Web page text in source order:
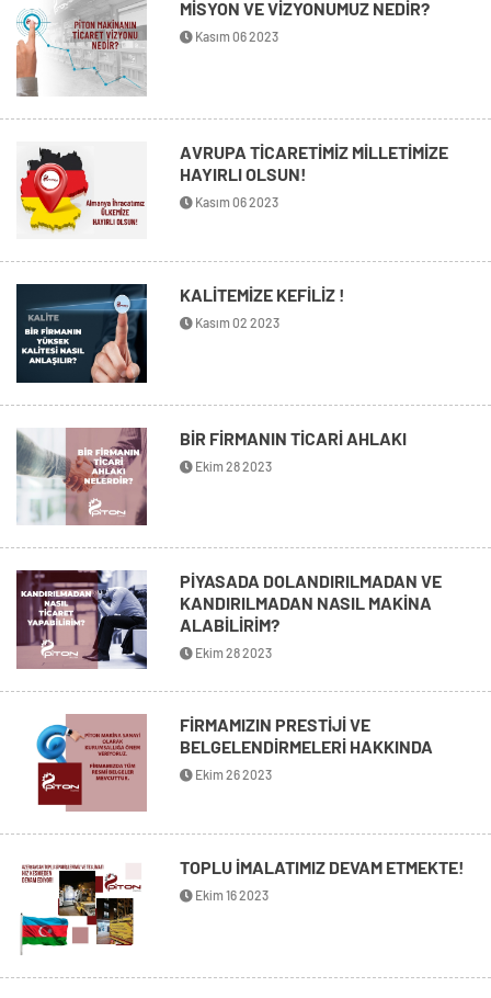
MİSYON VE VİZYONUMUZ NEDİR?
Kasım 06 2023
AVRUPA TİCARETİMİZ MİLLETİMİZE
HAYIRLI OLSUN!
Kasım 06 2023
KALİTEMİZE KEFİLİZ !
Kasım 02 2023
BİR FİRMANIN TİCARİ AHLAKI
Ekim 28 2023
PİYASADA DOLANDIRILMADAN VE
KANDIRILMADAN NASIL MAKİNA
ALABİLİRİM?
Ekim 28 2023
FİRMAMIZIN PRESTİJİ VE
BELGELENDİRMELERİ HAKKINDA
Ekim 26 2023
TOPLU İMALATIMIZ DEVAM ETMEKTE!
Ekim 16 2023